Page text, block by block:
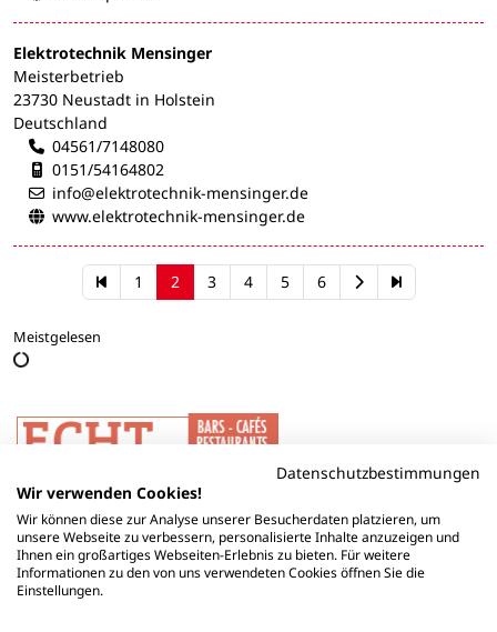
Elektrotechnik Mensinger
Meisterbetrieb
23730 Neustadt in Holstein
Deutschland
04561/7148080
Mobilnummer:
0151/54164802
info@elektrotechnik-mensinger.de
www.elektrotechnik-mensinger.de
1 2 3 4 5 6
Meistgelesen
Datenschutzbestimmungen
Wir verwenden Cookies!
Wir können diese zur Analyse unserer Besucherdaten platzieren, um
unsere Webseite zu verbessern, personalisierte Inhalte anzuzeigen und
Ihnen ein großartiges Webseiten-Erlebnis zu bieten. Für weitere
Informationen zu den von uns verwendeten Cookies öffnen Sie die
Einstellungen.